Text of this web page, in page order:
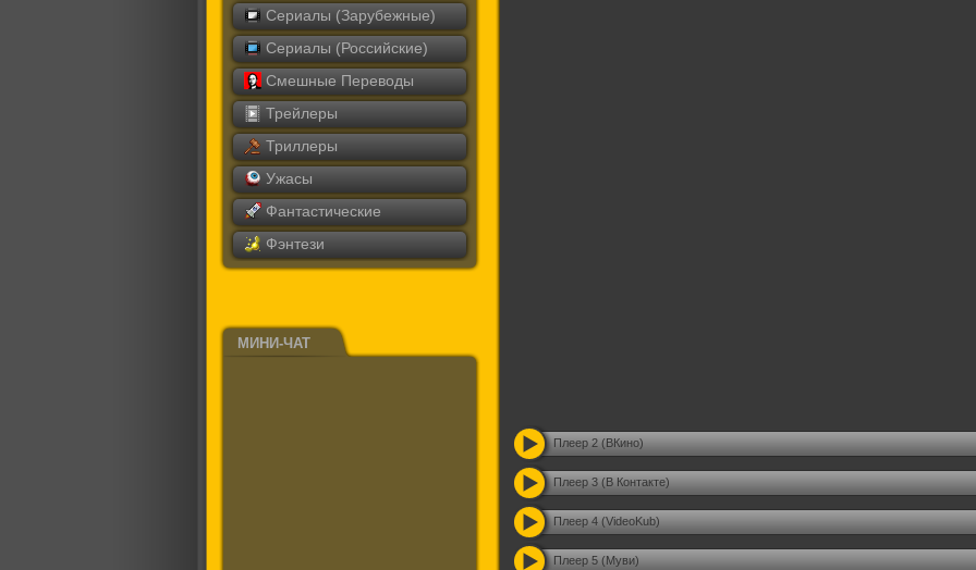
Сериалы (Зарубежные)
Сериалы (Российские)
Смешные Переводы
Трейлеры
Триллеры
Ужасы
Фантастические
Фэнтези
МИНИ-ЧАТ
Плеер 2 (ВКино)
Плеер 3 (В Контакте)
Плеер 4 (VideoKub)
Плеер 5 (Муви)